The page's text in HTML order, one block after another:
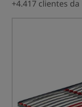
+4.417 clientes